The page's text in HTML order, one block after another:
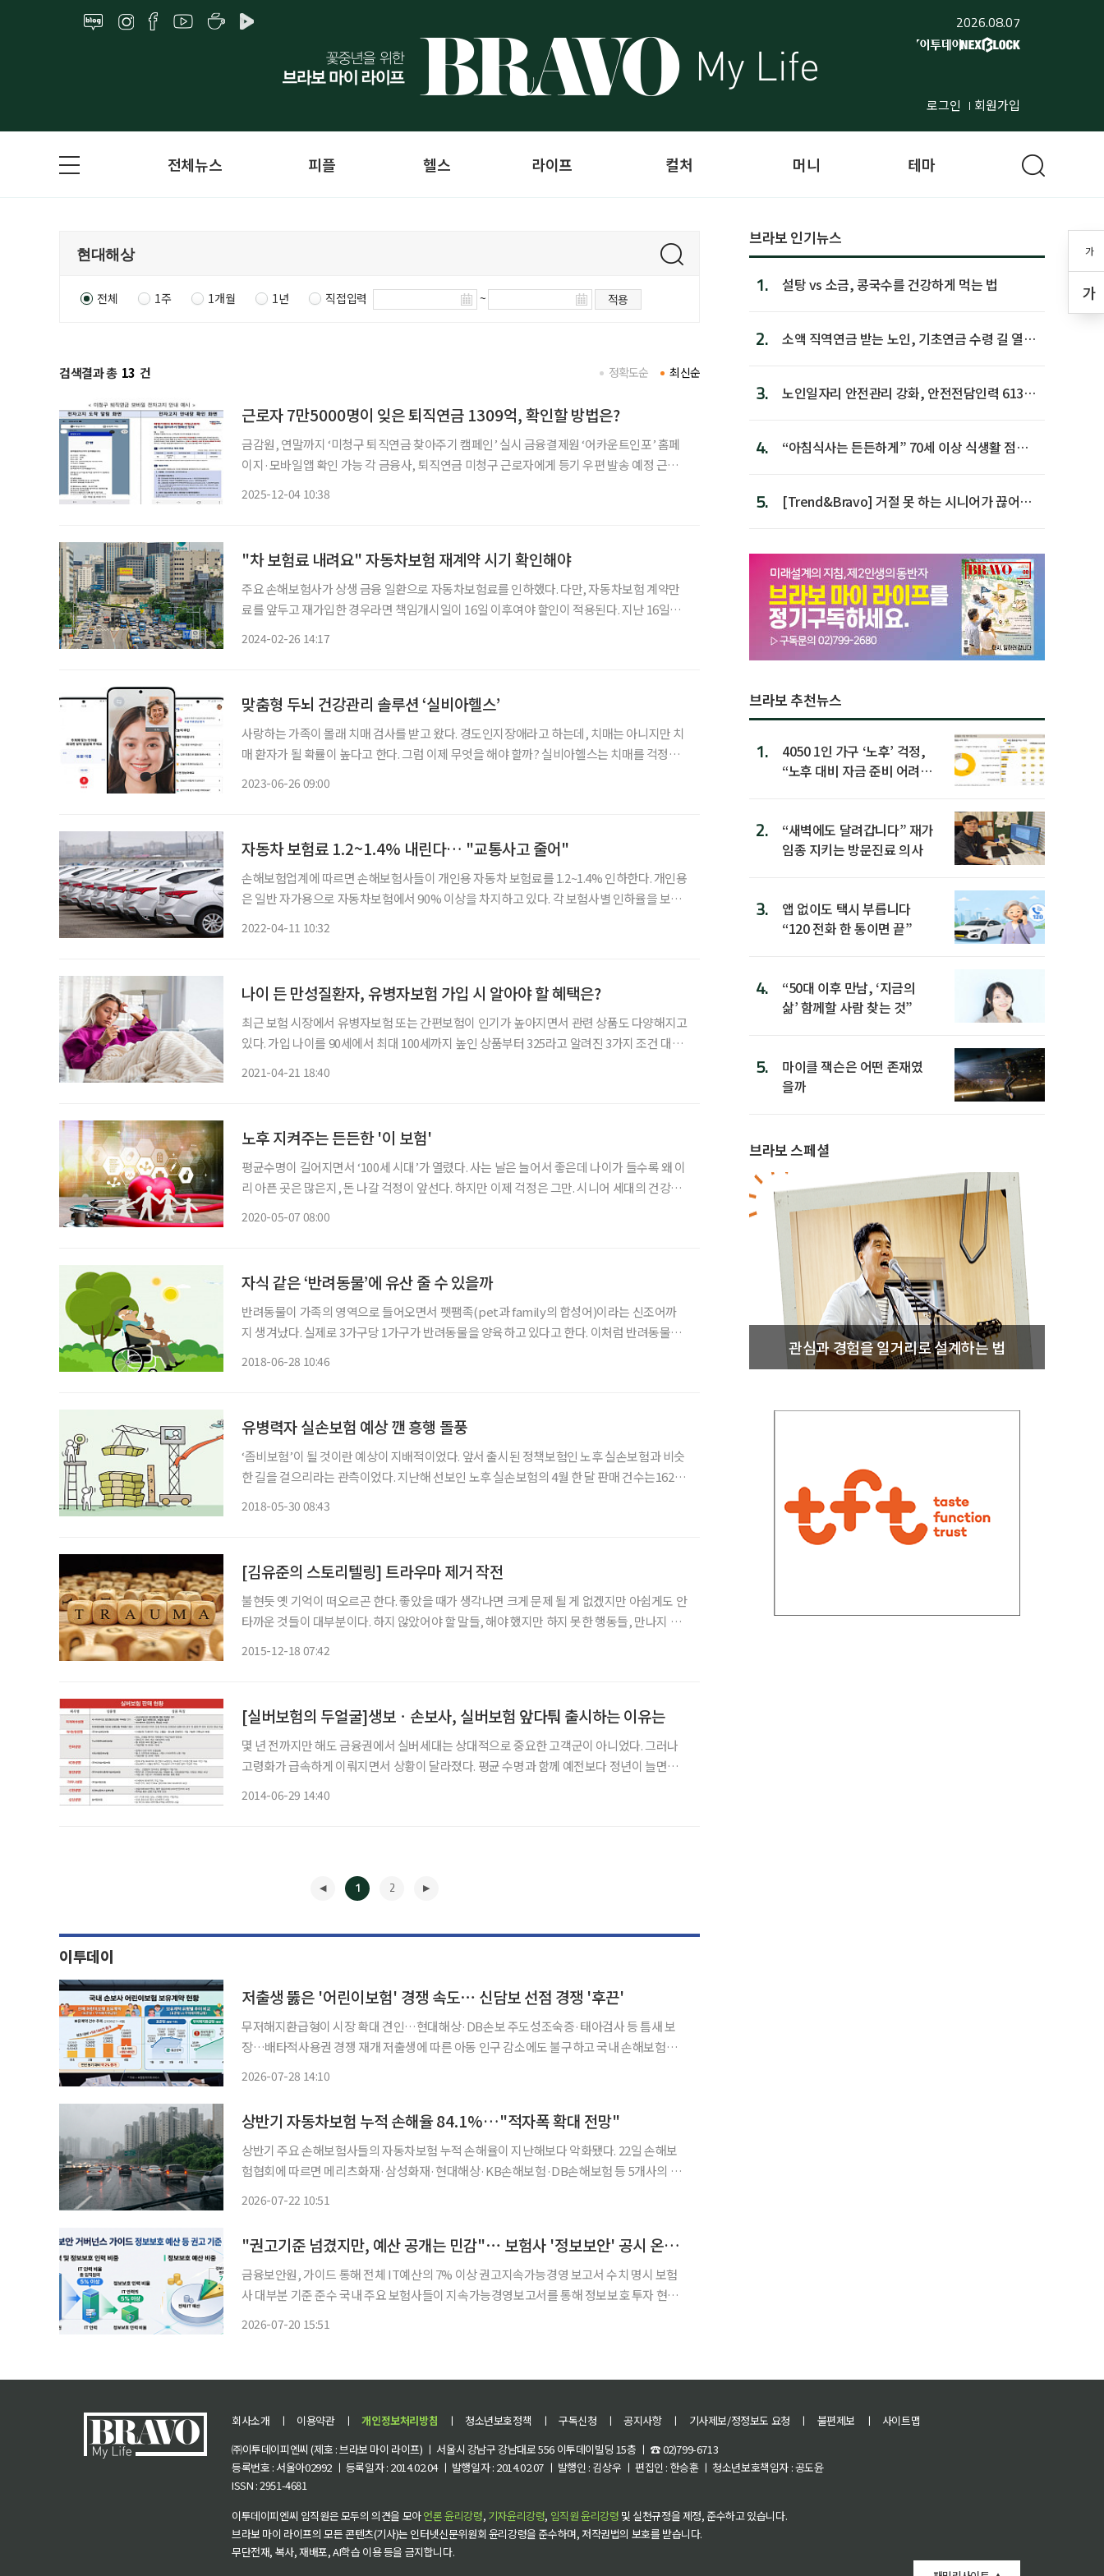
2026.08.07
로그인 회원가입
가
가
전체뉴스 피플 헬스 라이프 컬처 머니 테마
전체 1주 1개월 1년 직접입력 ~ 적용
검색결과 총 13 건 최신순
정확도순
근로자 7만5000명이 잊은 퇴직연금 1309억, 확인할 방법은?
금감원, 연말까지 ‘미청구 퇴직연금 찾아주기 캠페인’ 실시 금융결제원 ‘어카운트인포’ 홈페
이지·모바일앱 확인 가능 각 금융사, 퇴직연금 미청구 근로자에게 등기 우편 발송 예정 근로
2025-12-04 10:38
"차 보험료 내려요" 자동차보험 재계약 시기 확인해야
주요 손해보험사가 상생 금융 일환으로 자동차보험료를 인하했다. 다만, 자동차보험 계약만
료를 앞두고 재가입한 경우라면 책임개시일이 16일 이후여야 할인이 적용된다. 지난 16일부
2024-02-26 14:17
맞춤형 두뇌 건강관리 솔루션 ‘실비아헬스’
사랑하는 가족이 몰래 치매 검사를 받고 왔다. 경도인지장애라고 하는데, 치매는 아니지만 치
매 환자가 될 확률이 높다고 한다. 그럼 이제 무엇을 해야 할까? 실비아헬스는 치매를 걱정하
2023-06-26 09:00
자동차 보험료 1.2~1.4% 내린다… "교통사고 줄어"
손해보험업계에 따르면 손해보험사들이 개인용 자동차 보험료를 1.2~1.4% 인하한다. 개인용
은 일반 자가용으로 자동차보험에서 90% 이상을 차지하고 있다. 각 보험사별 인하율을 보면
2022-04-11 10:32
나이 든 만성질환자, 유병자보험 가입 시 알아야 할 혜택은?
최근 보험 시장에서 유병자보험 또는 간편보험이 인기가 높아지면서 관련 상품도 다양해지고
있다. 가입 나이를 90세에서 최대 100세까지 높인 상품부터 325라고 알려진 3가지 조건 대신
2021-04-21 18:40
노후 지켜주는 든든한 '이 보험'
평균수명이 길어지면서 ‘100세 시대’가 열렸다. 사는 날은 늘어서 좋은데 나이가 들수록 왜 이
리 아픈 곳은 많은지, 돈 나갈 걱정이 앞선다. 하지만 이제 걱정은 그만. 시니어 세대의 건강과
2020-05-07 08:00
자식 같은 ‘반려동물’에 유산 줄 수 있을까
반려동물이 가족의 영역으로 들어오면서 펫팸족(pet과 family의 합성어)이라는 신조어까
지 생겨났다. 실제로 3가구당 1가구가 반려동물을 양육하고 있다고 한다. 이처럼 반려동물과
2018-06-28 10:46
유병력자 실손보험 예상 깬 흥행 돌풍
‘좀비보험’이 될 것이란 예상이 지배적이었다. 앞서 출시된 정책보험인 노후 실손보험과 비슷
한 길을 걸으리라는 관측이었다. 지난해 선보인 노후 실손보험의 4월 한 달 판매 건수는1626
2018-05-30 08:43
[김유준의 스토리텔링] 트라우마 제거 작전
불현듯 옛 기억이 떠오르곤 한다. 좋았을 때가 생각나면 크게 문제 될 게 없겠지만 아쉽게도 안
타까운 것들이 대부분이다. 하지 않았어야 할 말들, 해야 했지만 하지 못한 행동들, 만나지 말
2015-12-18 07:42
[실버보험의 두얼굴]생보ㆍ손보사, 실버보험 앞다퉈 출시하는 이유는
몇 년 전까지만 해도 금융권에서 실버세대는 상대적으로 중요한 고객군이 아니었다. 그러나
고령화가 급속하게 이뤄지면서 상황이 달라졌다. 평균 수명과 함께 예전보다 정년이 늘면서
2014-06-29 14:40
1 2
이투데이
저출생 뚫은 '어린이보험' 경쟁 속도⋯ 신담보 선점 경쟁 '후끈'
무저해지환급형이 시장 확대 견인…현대해상·DB손보 주도성조숙증·태아검사 등 틈새 보
장…배타적사용권 경쟁 재개 저출생에 따른 아동 인구 감소에도 불구하고 국내 손해보험사
2026-07-28 14:10
상반기 자동차보험 누적 손해율 84.1%…"적자폭 확대 전망"
상반기 주요 손해보험사들의 자동차보험 누적 손해율이 지난해보다 악화됐다. 22일 손해보
험협회에 따르면 메리츠화재·삼성화재·현대해상·KB손해보험·DB손해보험 등 5개사의 상
2026-07-22 10:51
"권고기준 넘겼지만, 예산 공개는 민감"⋯ 보험사 '정보보안' 공시 온도차
금융보안원, 가이드 통해 전체 IT예산의 7% 이상 권고지속가능경영 보고서 수치 명시 보험
사 대부분 기준 준수 국내 주요 보험사들이 지속가능경영보고서를 통해 정보보호 투자 현황
2026-07-20 15:51
브라보 인기뉴스
1. 설탕 vs 소금, 콩국수를 건강하게 먹는 법
2.
소액 직역연금 받는 노인, 기초연금 수령 길 열린
3.
노인일자리 안전관리 강화, 안전전담인력 613명
4.
“아침식사는 든든하게” 70세 이상 식생활 점수
5.
[Trend&Bravo] 거절 못 하는 시니어가 끊어야
브라보 추천뉴스
1.
4050 1인 가구 ‘노후’ 걱정,
“노후 대비 자금 준비 어려
2.
“새벽에도 달려갑니다” 재가
임종 지키는 방문진료 의사
3.
앱 없이도 택시 부릅니다
“120 전화 한 통이면 끝”
4.
“50대 이후 만남, ‘지금의
삶’ 함께할 사람 찾는 것”
5.
마이클 잭슨은 어떤 존재였
을까
브라보 스페셜
관심과 경험을 일거리로 설계하는 법
회사소개 ㅣ 이용약관 ㅣ 개인정보처리방침 ㅣ 청소년보호정책 ㅣ 구독신청 ㅣ 공지사항 ㅣ 기사제보/정정보도 요청 ㅣ 불편제보 ㅣ
사이트맵
㈜이투데이피엔씨 (제호 : 브라보 마이 라이프) ㅣ 서울시 강남구 강남대로 556 이투데이빌딩 15층 ㅣ ☎ 02)799-6713
등록번호 : 서울아02992 ㅣ 등록일자 : 2014.02.04 ㅣ 발행일자 : 2014.02.07 ㅣ 발행인 : 김상우 ㅣ 편집인 : 한승훈 ㅣ 청소년보호책임자 : 공도윤
ISSN : 2951-4681
이투데이피엔씨 임직원은 모두의 의견을 모아언론 윤리강령, 기자윤리강령, 임직원 윤리강령 및 실천규정을 제정, 준수하고 있습니다.
브라보 마이 라이프의 모든 콘텐츠(기사)는 인터넷신문위원회 윤리강령을 준수하며, 저작권법의 보호를 받습니다.
무단전재, 복사, 재배포, AI학습 이용 등을 금지합니다.